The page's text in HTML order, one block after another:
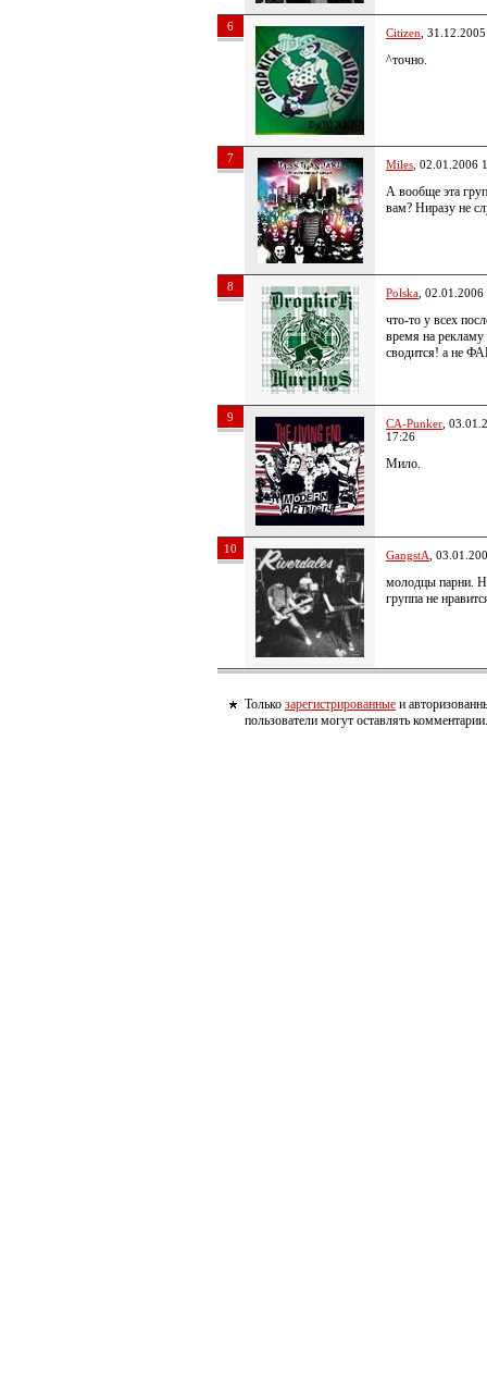
6 Citizen ,
^точно.
7 Miles , 02.01.2006
А вообще эта
вам? Ниразу не
8 Polska ,
что-то у всех
время на рекламу
сводится! а не
9 CA-Punker ,
17:26
Мило.
10 GangstA ,
молодцы парни.
группа не
Только зарегистрированные и
пользователи могут оставлять комментарии.